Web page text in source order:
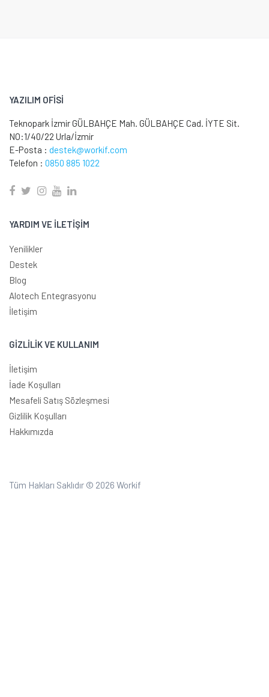
YAZILIM OFİSİ
Teknopark İzmir GÜLBAHÇE Mah. GÜLBAHÇE Cad. İYTE Sit.
NO:1/40/22 Urla/İzmir
E-Posta : destek@workif.com
Telefon : 0850 885 1022
YARDIM VE İLETİŞİM
Yenilikler
Destek
Blog
Alotech Entegrasyonu
İletişim
GİZLİLİK VE KULLANIM
İletişim
İade Koşulları
Mesafeli Satış Sözleşmesi
Gizlilik Koşulları
Hakkımızda
Tüm Hakları Saklıdır © 2026 Workif